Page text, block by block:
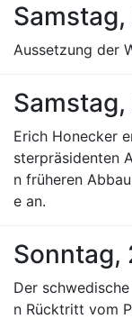
Aussetzung der
Erich Honecker
sterpräsidenten
n früheren
e an.
Sonntag,
Der
n Rücktritt vom